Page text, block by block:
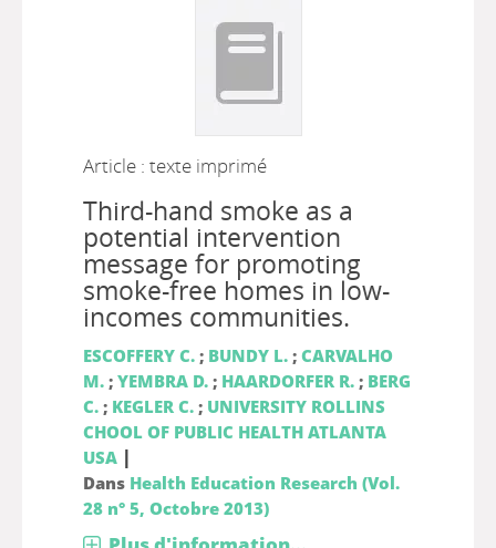
Article : texte imprimé
Third-hand smoke as a
potential intervention
message for promoting
smoke-free homes in low-
incomes communities.
ESCOFFERY C.; BUNDY L.; CARVALHO
M.; YEMBRA D.; HAARDORFER R.; BERG
C.; KEGLER C.; UNIVERSITY ROLLINS
CHOOL OF PUBLIC HEALTH ATLANTA
USA |
Dans Health Education Research (Vol.
28 n° 5, Octobre 2013)